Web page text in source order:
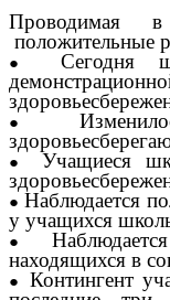
Проводимая
положительные
Сегодня
Учащиеся
Наблюдается
у учащихся
находящихся в
Контингент